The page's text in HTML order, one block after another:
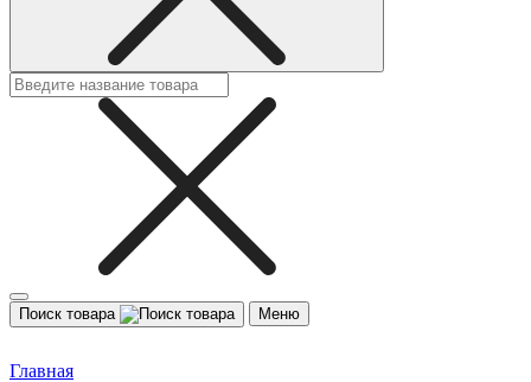
Поиск товара Меню
Главная